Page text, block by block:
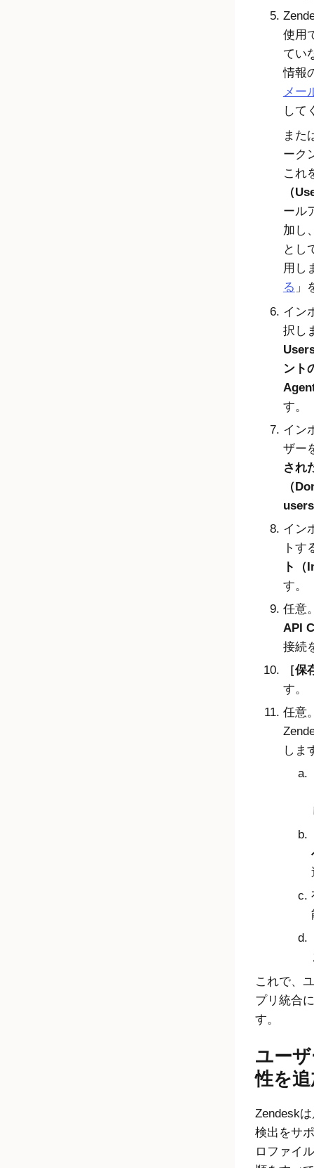
使用
てい
情報
メー
して
また
ーク
これ
（
ール
加し
とし
用し
る 」
イン
択し
ント
す。
イン
ザー
され
（
イン
トす
ト
す。
任意
API
接続
保
す。
任意
しま
これで、
プリ統合
す。
ユー
性を
Zendesk
検出をサ
ロファイ